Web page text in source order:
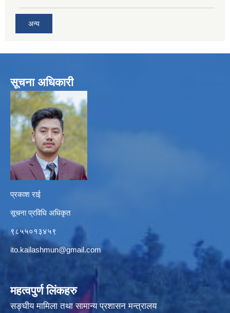
अन्य
सूचना अधिकारी
प्रकाश राई
सूचना प्रविधि अधिकृत
९८५५०१३४५९
ito.kailashmun@gmail.com
महत्वपुर्ण लिंकहरु
सङ्घीय मामिला तथा सामान्य प्रशासन मन्त्रालय